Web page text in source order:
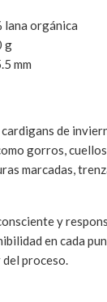
lana orgánica
g
mm
de
gorros,
marcadas,
y
en cada
proceso.